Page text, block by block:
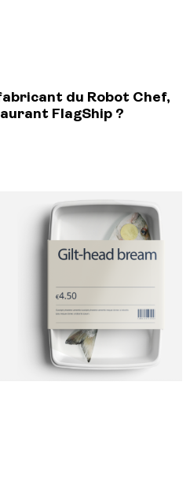
du Robot Chef,
FlagShip ?